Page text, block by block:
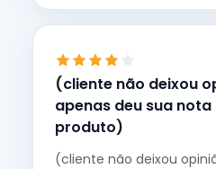
(cliente não deixou
apenas deu sua nota
produto)
(cliente não deixou